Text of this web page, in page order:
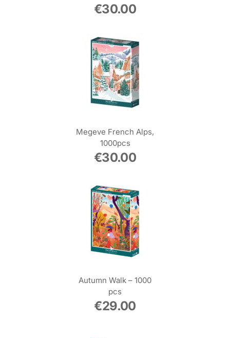
€30.00
Megeve French Alps,
1000pcs
€30.00
Autumn Walk – 1000
pcs
€29.00